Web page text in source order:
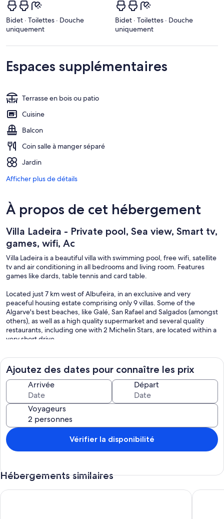
Bidet · Toilettes · Douche
uniquement
Bidet · Toilettes · Douche
uniquement
Espaces supplémentaires
Terrasse en bois ou patio
Cuisine
Balcon
Coin salle à manger séparé
Jardin
Afficher plus de détails
À propos de cet hébergement
Villa Ladeira - Private pool, Sea view, Smart tv,
games, wifi, Ac
Villa Ladeira is a beautiful villa with swimming pool, free wifi, satellite
tv and air conditioning in all bedrooms and living room. Features
games like dards, table tennis and card table.
Located just 7 km west of Albufeira, in an exclusive and very
peaceful housing estate comprising only 9 villas. Some of the
Algarve's best beaches, like Galé, San Rafael and Salgados (amongst
others), as well as a high quality supermarket and several quality
restaurants, including one with 2 Michelin Stars, are located within a
very short drive.
Details
Outside Villa Ladeira is surronded by an immaculate garden,
featuring a stunning swimming pool area with sun loungers. A brick
barbecue is located at the rear of the property, just outside the
kitchen.
Ground Floor Entrance hall. Living room with satellite TV, DVD player
and dining area. Kitchen with breakfast bar, ceramic hob, oven,
fridge / freezer, microwave, dishwasher, washing machine, electric
kettle, coffee maker, toaster and iron. 2 bedrooms (1 double, 1 twin).
2 Bathrooms (one ensuite)
private balconies with views across the Salted Golf Course to the sea
ADDITIONAL INFORMATION - AMENITIES -EXTRAS
Ajoutez des dates pour connaître les prix
Arrivée Départ
Voyageurs
Vérifier la disponibilité
Hébergements similaires
Villa Marazul Quinta Amizade w/ Sea View, Games room,
Villa